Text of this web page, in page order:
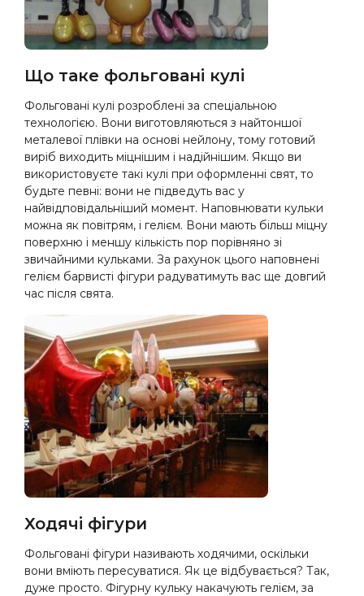
Що таке фольговані кулі
Фольговані кулі розроблені за спеціальною
технологією. Вони виготовляються з найтоншої
металевої плівки на основі нейлону, тому готовий
виріб виходить міцнішим і надійнішим. Якщо ви
використовуєте такі кулі при оформленні свят, то
будьте певні: вони не підведуть вас у
найвідповідальніший момент. Наповнювати кульки
можна як повітрям, і гелієм. Вони мають більш міцну
поверхню і меншу кількість пор порівняно зі
звичайними кульками. За рахунок цього наповнені
гелієм барвисті фігури радуватимуть вас ще довгий
час після свята.
Ходячі фігури
Фольговані фігури називають ходячими, оскільки
вони вміють пересуватися. Як це відбувається? Так,
дуже просто. Фігурну кульку накачують гелієм, за